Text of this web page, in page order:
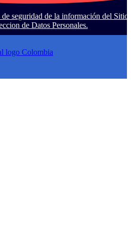
seguridad de la información del Sitio
de Datos Personales.